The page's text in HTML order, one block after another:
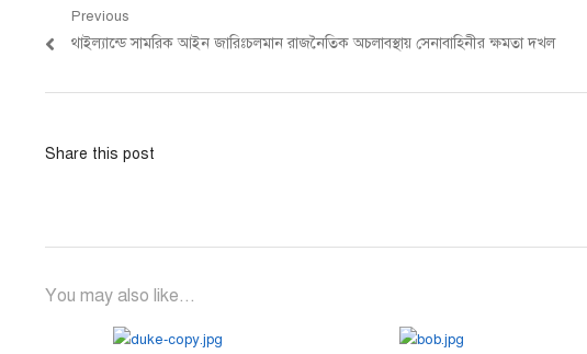
Post
navigation
Previous
Previous
থাইল্যান্ডে সামরিক আইন জারিঃচলমান রাজনৈতিক অচলাবস্থায় সেনাবাহিনীর ক্ষমতা দখল
Share this post
You may also like...